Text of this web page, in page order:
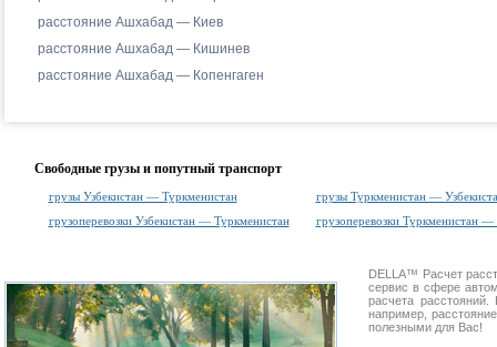
расстояние Ашхабад — Киев
расстояние Ашхабад — Кишинев
расстояние Ашхабад — Копенгаген
Свободные грузы и попутный транспорт
грузы Узбекистан — Туркменистан
грузы Туркменистан —
грузоперевозки Узбекистан — Туркменистан
грузоперевозки Туркменистан —
DELLA™ Расчет
сервис в сфере
расчета
например,
полезными для Вас!